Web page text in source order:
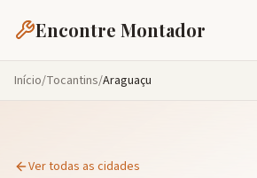
Encontre Montador
Início/Tocantins/Araguaçu
Ver todas as cidades